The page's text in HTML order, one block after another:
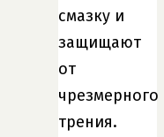
смазку и
защищают
от
чрезмерного
трения.